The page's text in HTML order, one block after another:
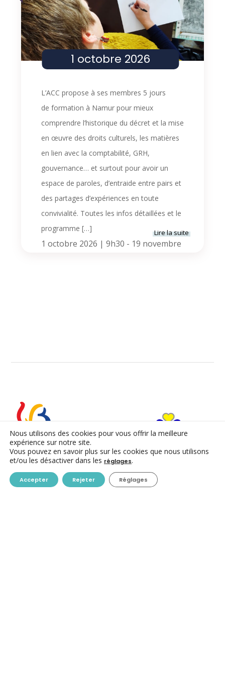
C
H
E
in
Photo
View
1 octobre 2026
1 octobre 2026 | 9h30 - 19 novembre
L’ACC propose à ses membres 5 jours
de formation à Namur pour mieux
comprendre l’historique du décret et la mise
en œuvre des droits culturels, les matières
en lien avec la comptabilité, GRH,
gouvernance… et surtout pour avoir un
espace de paroles, d’entraide entre pairs et
des partages d’expériences en toute
convivialité. Toutes les infos détaillées et le
programme […]
Lire la suite
Nous utilisons des cookies pour vous offrir la meilleure
expérience sur notre site.
Vous pouvez en savoir plus sur les cookies que nous utilisons
et/ou les désactiver dans les réglages.
Accepter Rejeter Réglages